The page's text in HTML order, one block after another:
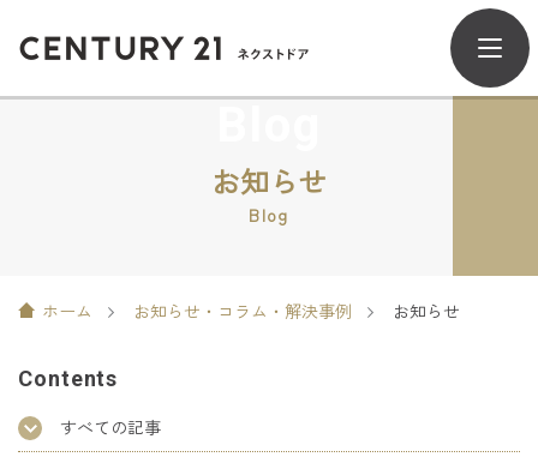
お知らせ
Blog
ホーム お知らせ・コラム・解決事例 お知らせ
Contents
すべての記事